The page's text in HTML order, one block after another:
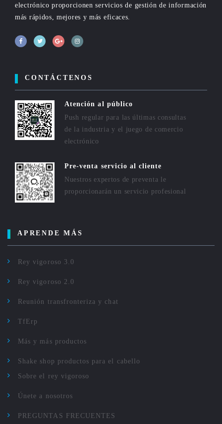
electrónico proporcionen servicios de gestión de información
más rápidos, mejores y más eficaces.
CONTÁCTENOS
Atención al público
Push regular para las últimas consultas
de la industria y el juego de comercio
electrónico
Pre-venta servicio al cliente
Nuestros expertos de preventa le
proporcionarán un servicio profesional
APRENDE MÁS
Rey vigoroso 3.0
Rey vigoroso 2.0
Reunión transfronteriza y chat
TfErp
Más y más productos
Shake shop productos para el cabello
Sobre el rey vigoroso
Únete a nosotros
PREGUNTAS FRECUENTES